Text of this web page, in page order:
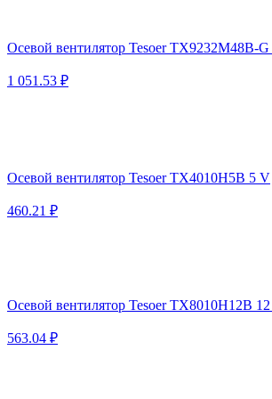
Осевой вентилятор Tesoer TX9232M48B-
1 051.53 ₽
Осевой вентилятор Tesoer TX4010H5B 5 V
460.21 ₽
Осевой вентилятор Tesoer TX8010H12B
563.04 ₽